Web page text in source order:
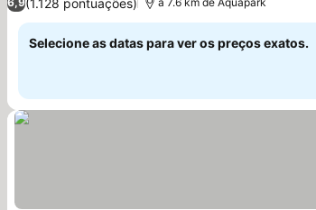
Selecione as datas para ver os preços exatos.